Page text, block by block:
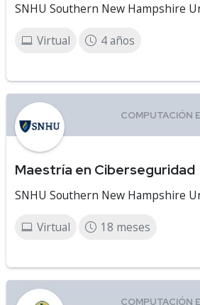
SNHU Southern New Hampshire
Virtual 4 años
Maestría en Ciberseguridad
SNHU Southern New Hampshire
Virtual 18 meses